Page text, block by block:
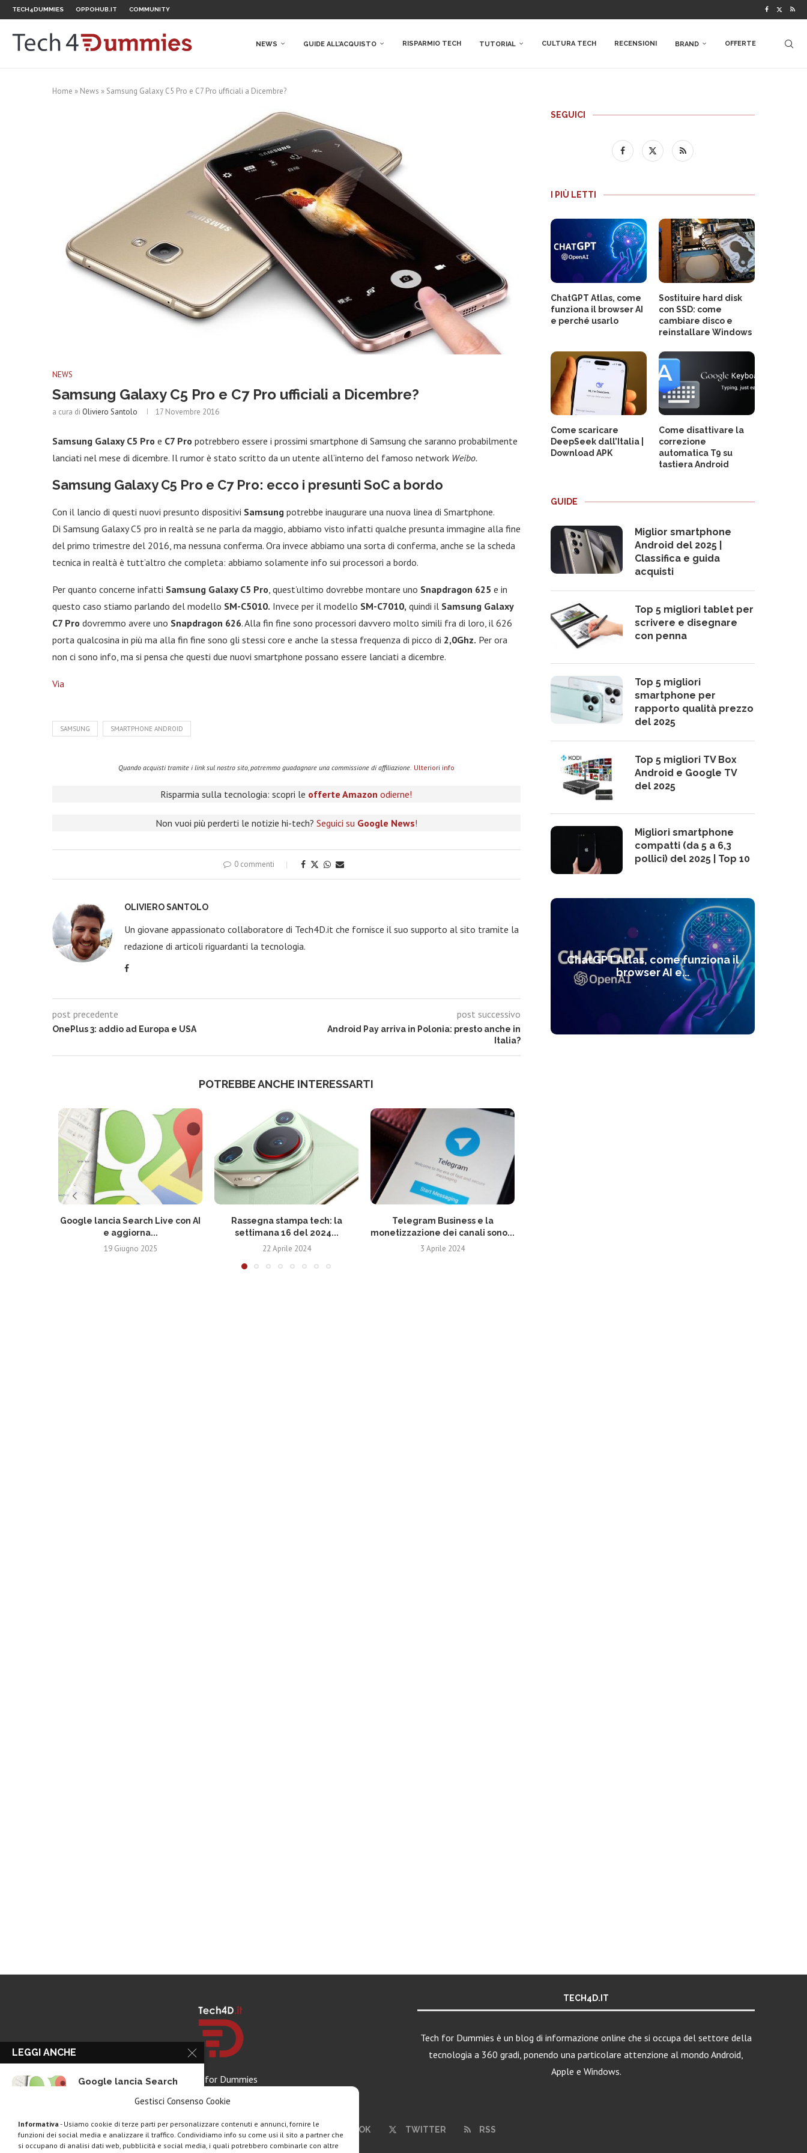
Gestisci Consenso Cookie
Informativa - Usiamo cookie di terze parti per personalizzare contenuti e annunci, fornire le
funzioni dei social media e analizzare il traffico. Condividiamo info su come usi il sito a partner che
si occupano di analisi dati web, pubblicità e social media, i quali potrebbero combinarle con altre
TECH4DUMMIES OPPOHUB.IT COMMUNITY
NEWS GUIDE ALL’ACQUISTO RISPARMIO TECH TUTORIAL CULTURA TECH RECENSIONI BRAND OFFERTE
Home » News » Samsung Galaxy C5 Pro e C7 Pro ufficiali a Dicembre?
NEWS
Samsung Galaxy C5 Pro e C7 Pro ufficiali a Dicembre?
a cura di Oliviero Santolo 17 Novembre 2016
Samsung Galaxy C5 Pro e C7 Pro potrebbero essere i prossimi smartphone di Samsung che saranno probabilmente
lanciati nel mese di dicembre. Il rumor è stato scritto da un utente all’interno del famoso network Weibo.
Samsung Galaxy C5 Pro e C7 Pro: ecco i presunti SoC a bordo
Con il lancio di questi nuovi presunto dispositivi Samsung potrebbe inaugurare una nuova linea di Smartphone.
Di Samsung Galaxy C5 pro in realtà se ne parla da maggio, abbiamo visto infatti qualche presunta immagine alla fine
del primo trimestre del 2016, ma nessuna conferma. Ora invece abbiamo una sorta di conferma, anche se la scheda
tecnica in realtà è tutt’altro che completa: abbiamo solamente info sui processori a bordo.
Per quanto concerne infatti Samsung Galaxy C5 Pro, quest’ultimo dovrebbe montare uno Snapdragon 625 e in
questo caso stiamo parlando del modello SM-C5010. Invece per il modello SM-C7010, quindi il Samsung Galaxy
C7 Pro dovremmo avere uno Snapdragon 626. Alla fin fine sono processori davvero molto simili fra di loro, il 626
porta qualcosina in più ma alla fin fine sono gli stessi core e anche la stessa frequenza di picco di 2,0Ghz. Per ora
non ci sono info, ma si pensa che questi due nuovi smartphone possano essere lanciati a dicembre.
Via
SAMSUNG SMARTPHONE ANDROID
Quando acquisti tramite i link sul nostro sito, potremmo guadagnare una commissione di affiliazione. Ulteriori info
Risparmia sulla tecnologia: scopri le offerte Amazon odierne!
Non vuoi più perderti le notizie hi-tech? Seguici su Google News!
0 commenti
OLIVIERO SANTOLO
Un giovane appassionato collaboratore di Tech4D.it che fornisce il suo supporto al sito tramite la
redazione di articoli riguardanti la tecnologia.
post precedente
OnePlus 3: addio ad Europa e USA
post successivo
Android Pay arriva in Polonia: presto anche in
Italia?
POTREBBE ANCHE INTERESSARTI
Google lancia Search Live con AI
e aggiorna...
19 Giugno 2025
Rassegna stampa tech: la
settimana 16 del 2024...
22 Aprile 2024
Telegram Business e la
monetizzazione dei canali sono...
3 Aprile 2024
SEGUICI
I PIÙ LETTI
ChatGPT Atlas, come
funziona il browser AI
e perché usarlo
Sostituire hard disk
con SSD: come
cambiare disco e
reinstallare Windows
Come scaricare
DeepSeek dall’Italia |
Download APK
Come disattivare la
correzione
automatica T9 su
tastiera Android
GUIDE
Miglior smartphone
Android del 2025 |
Classifica e guida
acquisti
Top 5 migliori tablet per
scrivere e disegnare
con penna
Top 5 migliori
smartphone per
rapporto qualità prezzo
del 2025
Top 5 migliori TV Box
Android e Google TV
del 2025
Migliori smartphone
compatti (da 5 a 6,3
pollici) del 2025 | Top 10
ChatGPT Atlas, come funziona il
browser AI e...
Tech for Dummies
TECH4D.IT
Tech for Dummies è un blog di informazione online che si occupa del settore della
tecnologia a 360 gradi, ponendo una particolare attenzione al mondo Android,
Apple e Windows.
FACEBOOK TWITTER RSS
LEGGI ANCHE
Google lancia Search
Rassegna stampa tech: